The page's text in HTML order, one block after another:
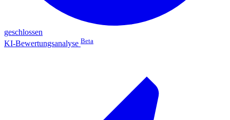
geschlossen
KI-Bewertungsanalyse Beta